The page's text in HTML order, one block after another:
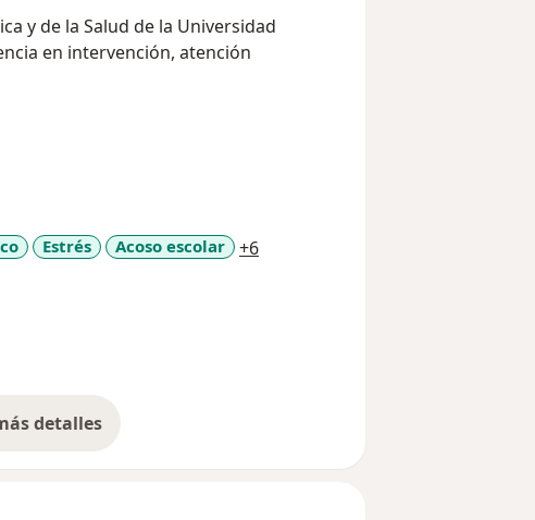
y de la Salud de la Universidad
atención
Estrés Acoso escolar +6a11y_sr_more_diseases
detalles
sobre la experiencia